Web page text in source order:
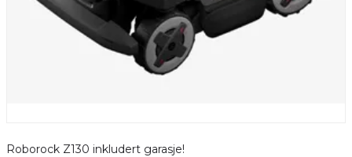
Roborock Z130 inkludert garasje!